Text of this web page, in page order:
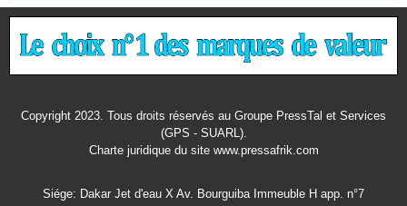
Copyright 2023. Tous droits réservés au Groupe PressTal et Services
(GPS - SUARL).
Charte juridiquedu site www.pressafrik.com
Siége: Dakar Jet d'eau X Av. Bourguiba Immeuble H app. n°7